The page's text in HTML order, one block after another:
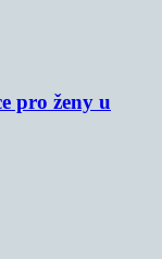
pro ženy u